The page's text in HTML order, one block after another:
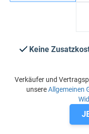
Keine
Verkäufer und
unsereAllgemeinen